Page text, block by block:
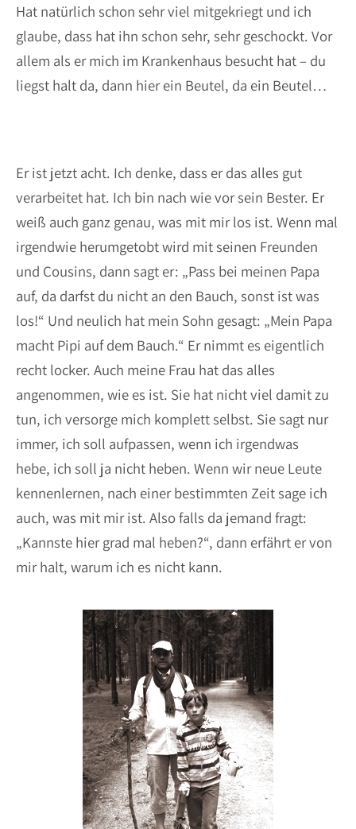
Hat natürlich schon sehr viel mitgekriegt und ich
glaube, dass hat ihn schon sehr, sehr geschockt. Vor
allem als er mich im Krankenhaus besucht hat – du
liegst halt da, dann hier ein Beutel, da ein Beutel…
Er ist jetzt acht. Ich denke, dass er das alles gut
verarbeitet hat. Ich bin nach wie vor sein Bester. Er
weiß auch ganz genau, was mit mir los ist. Wenn mal
irgendwie herumgetobt wird mit seinen Freunden
und Cousins, dann sagt er: „Pass bei meinen Papa
auf, da darfst du nicht an den Bauch, sonst ist was
los!“ Und neulich hat mein Sohn gesagt: „Mein Papa
macht Pipi auf dem Bauch.“ Er nimmt es eigentlich
recht locker. Auch meine Frau hat das alles
angenommen, wie es ist. Sie hat nicht viel damit zu
tun, ich versorge mich komplett selbst. Sie sagt nur
immer, ich soll aufpassen, wenn ich irgendwas
hebe, ich soll ja nicht heben. Wenn wir neue Leute
kennenlernen, nach einer bestimmten Zeit sage ich
auch, was mit mir ist. Also falls da jemand fragt:
„Kannste hier grad mal heben?“, dann erfährt er von
mir halt, warum ich es nicht kann.